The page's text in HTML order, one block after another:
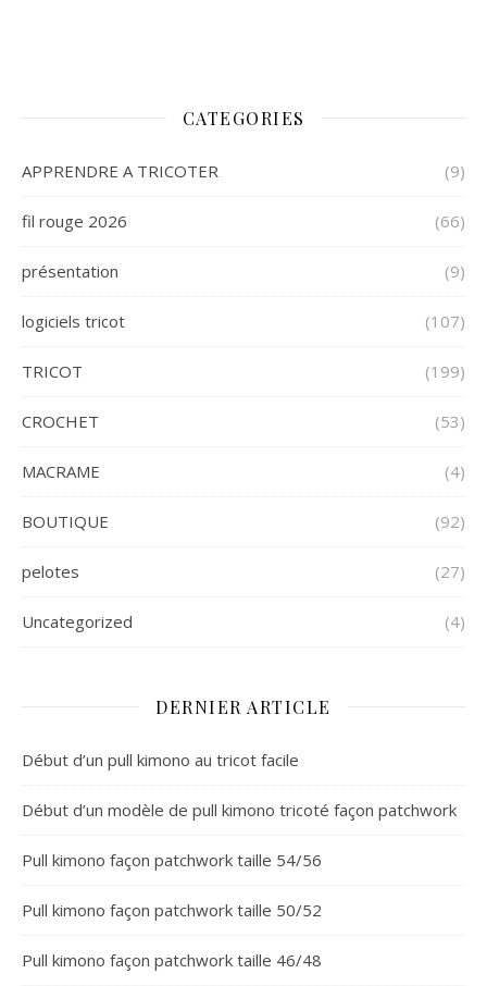
CATEGORIES
APPRENDRE A TRICOTER (9)
fil rouge 2026 (66)
présentation (9)
logiciels tricot (107)
TRICOT (199)
CROCHET (53)
MACRAME (4)
BOUTIQUE (92)
pelotes (27)
Uncategorized (4)
DERNIER ARTICLE
Début d’un pull kimono au tricot facile
Début d’un modèle de pull kimono tricoté façon patchwork
Pull kimono façon patchwork taille 54/56
Pull kimono façon patchwork taille 50/52
Pull kimono façon patchwork taille 46/48